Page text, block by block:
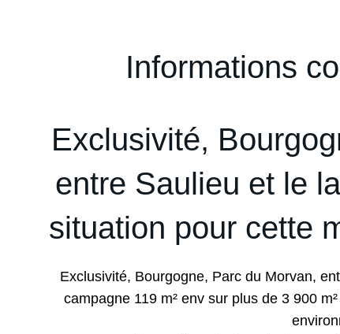
Informations
Exclusivité,
entre Saulieu et le
situation pour cette
Exclusivité, Bourgogne, Parc du Morvan,
campagne 119 m² env sur plus de 3 900